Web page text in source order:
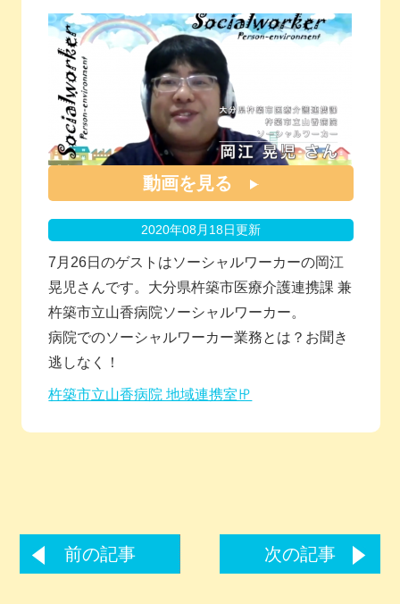
動画を見る
2020年08月18日更新
7月26日のゲストはソーシャルワーカーの岡江
晃児さんです。大分県杵築市医療介護連携課 兼
杵築市立山香病院ソーシャルワーカー。
病院でのソーシャルワーカー業務とは？お聞き
逃しなく！
杵築市立山香病院 地域連携室㏋
前の記事 次の記事